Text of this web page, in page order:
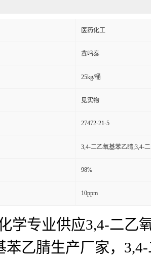
医药化工
鑫鸣泰
25kg/桶
见实物
27472-21-5
3,4-二乙氧基苯乙睛;3,4-
98%
10ppm
学专业供应3,4-二乙
苯乙腈生产厂家，